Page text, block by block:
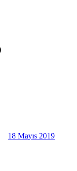
18 Mayıs 2019